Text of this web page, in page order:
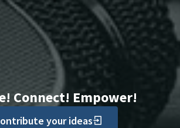
Connect! Empower!
your ideas